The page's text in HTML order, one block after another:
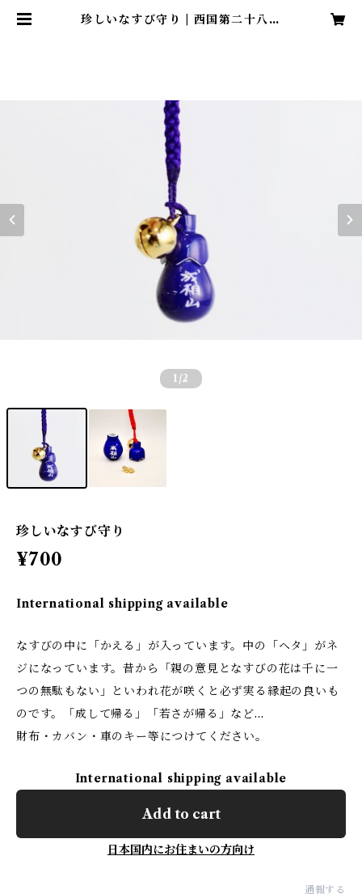
珍しいなすび守り | 西国第二十八番
1 /2
珍しいなすび守り
¥700
International shipping available
なすびの中に「かえる」が入っています。中の「ヘタ」がネ
ジになっています。昔から「親の意見となすびの花は千に一
つの無駄もない」といわれ花が咲くと必ず実る縁起の良いも
のです。「成して帰る」「若さが帰る」など…
財布・カバン・車のキー等につけてください。
International shipping available
Add to cart
日本国内にお住まいの方向け
通報する